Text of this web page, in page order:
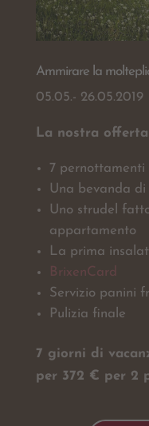
Ammirare la
05.05.- 26.05.2019
La nostra
7 pernottamenti
Una bevanda di
Uno strudel
appartamento
La prima
BrixenCard
Servizio panini
Pulizia finale
7 giorni di
per 372 € per 2